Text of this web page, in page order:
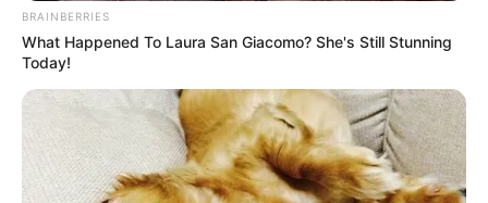
BRAINBERRIES
What Happened To Laura San Giacomo? She's Still Stunning
Today!